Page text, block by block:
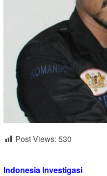
Post Views: 530
Indonesia Investigasi